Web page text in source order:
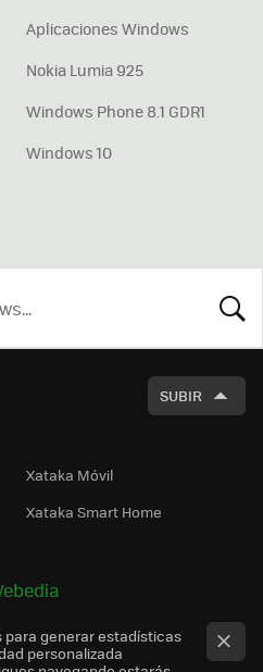
Aplicaciones Windows
Nokia Lumia 925
Windows Phone 8.1 GDR1
Windows 10
SUBIR
Xataka Móvil
Xataka Smart Home
para generar estadísticas
personalizada